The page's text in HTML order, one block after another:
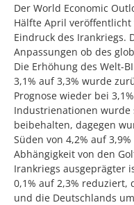
Der World Economic
Hälfte April
Eindruck des Irankriegs.
Anpassungen ob des
Die Erhöhung des Welt-
3,1% auf 3,3% wurde
Prognose wieder bei
Industrienationen wurde
beibehalten, dagegen
Süden von 4,2% auf
Abhängigkeit von den
Irankriegs ausgeprägter
0,1% auf 2,3% reduziert,
und die Deutschlands